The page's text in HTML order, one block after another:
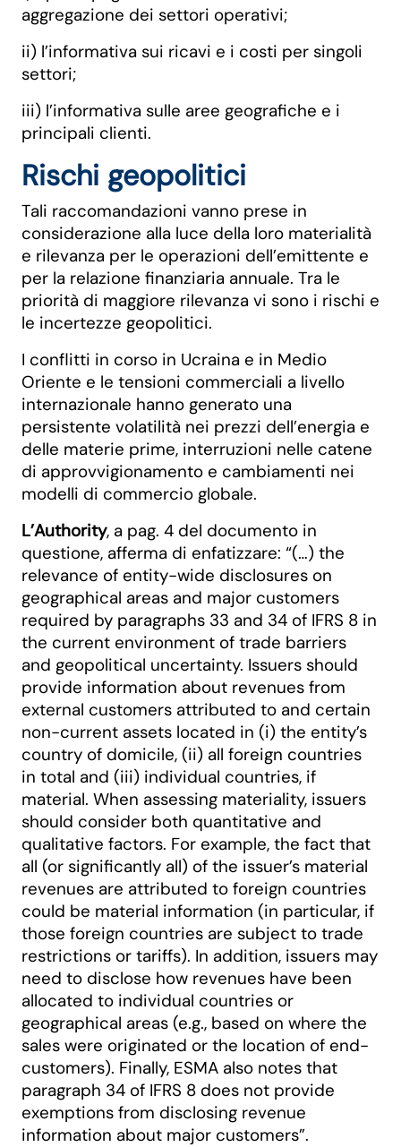
aggregazione dei settori operativi;
ii) l’informativa sui ricavi e i costi per singoli
settori;
iii) l’informativa sulle aree geografiche e i
principali clienti.
Rischi geopolitici
Tali raccomandazioni vanno prese in
considerazione alla luce della loro materialità
e rilevanza per le operazioni dell’emittente e
per la relazione finanziaria annuale. Tra le
priorità di maggiore rilevanza vi sono i rischi e
le incertezze geopolitici.
I conflitti in corso in Ucraina e in Medio
Oriente e le tensioni commerciali a livello
internazionale hanno generato una
persistente volatilità nei prezzi dell’energia e
delle materie prime, interruzioni nelle catene
di approvvigionamento e cambiamenti nei
modelli di commercio globale.
L’Authority, a pag. 4 del documento in
questione, afferma di enfatizzare: “(…) the
relevance of entity-wide disclosures on
geographical areas and major customers
required by paragraphs 33 and 34 of IFRS 8 in
the current environment of trade barriers
and geopolitical uncertainty. Issuers should
provide information about revenues from
external customers attributed to and certain
non-current assets located in (i) the entity’s
country of domicile, (ii) all foreign countries
in total and (iii) individual countries, if
material. When assessing materiality, issuers
should consider both quantitative and
qualitative factors. For example, the fact that
all (or significantly all) of the issuer’s material
revenues are attributed to foreign countries
could be material information (in particular, if
those foreign countries are subject to trade
restrictions or tariffs). In addition, issuers may
need to disclose how revenues have been
allocated to individual countries or
geographical areas (e.g., based on where the
sales were originated or the location of end-
customers). Finally, ESMA also notes that
paragraph 34 of IFRS 8 does not provide
exemptions from disclosing revenue
information about major customers”.